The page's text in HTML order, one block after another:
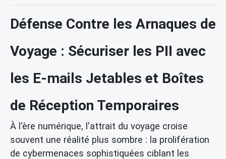
Défense Contre les Arnaques de
Voyage : Sécuriser les PII avec
les E-mails Jetables et Boîtes
de Réception Temporaires
À l'ère numérique, l'attrait du voyage croise
souvent une réalité plus sombre : la prolifération
de cybermenaces sophistiquées ciblant les